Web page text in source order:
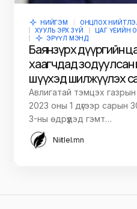
НИЙГЭМ ОНЦЛОХ
ХУУЛЬ ЭРХ ЗҮЙ
ЦАГ ҮЕИЙН
ЭРҮҮЛ МЭНД
Баянзүрх дүүргийн
хаагчдад зодуулсан
шүүхэд шилжүүлэх
Авлигатай тэмцэх
2023 оны 1 дүгээр сарын
3-ны өдрүүдэд гэмт…
Niitlel.mn